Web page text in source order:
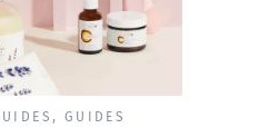
, GUIDES